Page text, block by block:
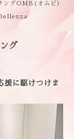
ングOMB(オムビ）
グ
に駆けつけま